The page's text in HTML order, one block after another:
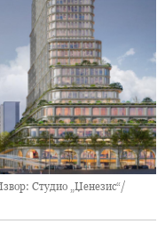
Студио „Џенезис“/